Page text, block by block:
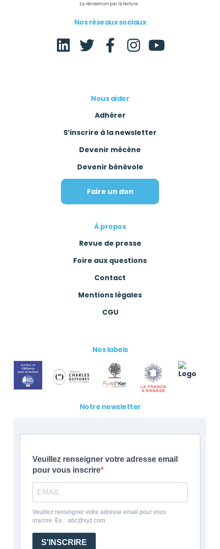
Nos réseaux sociaux
Nous aider
Adhérer
S’inscrire à la newsletter
Devenir mécène
Devenir bénévole
Faire un don
À propos
Revue de presse
Foire aux questions
Contact
Mentions légales
CGU
Nos labels
Notre newsletter
Veuillez renseigner votre adresse email
pour vous inscrire
Veuillez renseigner votre adresse email pour vous
inscrire. Ex. : abc@xyz.com
S'INSCRIRE